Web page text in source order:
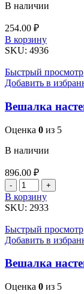
В наличии
254.00 ₽
Количество
товара
настенная
мет.ВНТ-3-
(276*215)
В корзину
SKU: 4936
Быстрый просмотр
Добавить в
Вешалка
Оценка 0 из 5
В наличии
896.00 ₽
Количество
товара
Вешалка
мет.ВПТ-5-
крюч.
В корзину
SKU: 2933
Быстрый просмотр
Добавить в
Вешалка
Оценка 0 из 5